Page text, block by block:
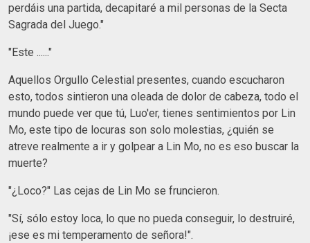
perdáis una partida, decapitaré a mil personas de la Secta
Sagrada del Juego."
"Este ......"
Aquellos Orgullo Celestial presentes, cuando escucharon
esto, todos sintieron una oleada de dolor de cabeza, todo el
mundo puede ver que tú, Luo'er, tienes sentimientos por Lin
Mo, este tipo de locuras son solo molestias, ¿quién se
atreve realmente a ir y golpear a Lin Mo, no es eso buscar la
muerte?
"¿Loco?" Las cejas de Lin Mo se fruncieron.
"Sí, sólo estoy loca, lo que no pueda conseguir, lo destruiré,
¡ese es mi temperamento de señora!".